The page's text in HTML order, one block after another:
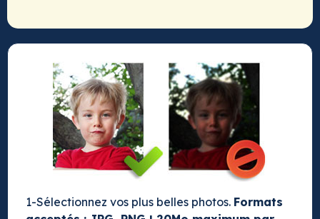
1-Sélectionnez vos plus belles photos. Formats